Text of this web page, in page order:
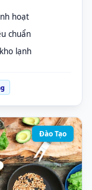
hoạt
chuẩn
lạnh
Đào Tạo